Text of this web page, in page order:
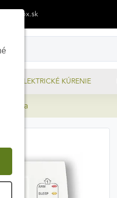
ELEKTRICKÉ KÚRENIE